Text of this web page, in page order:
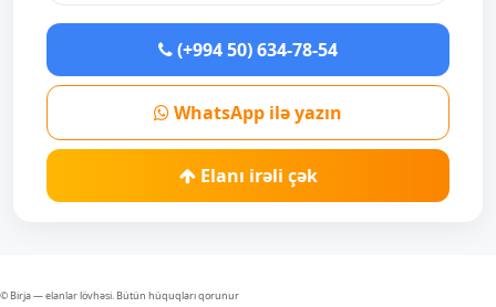
(+994 50) 634-78-54
WhatsApp ilə yazın
Elanı irəli çək
© Birja — elanlar lövhəsi. Bütün hüquqları qorunur